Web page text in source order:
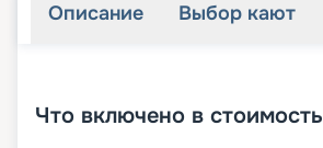
Описание Выбор кают
Что включено в стоимость